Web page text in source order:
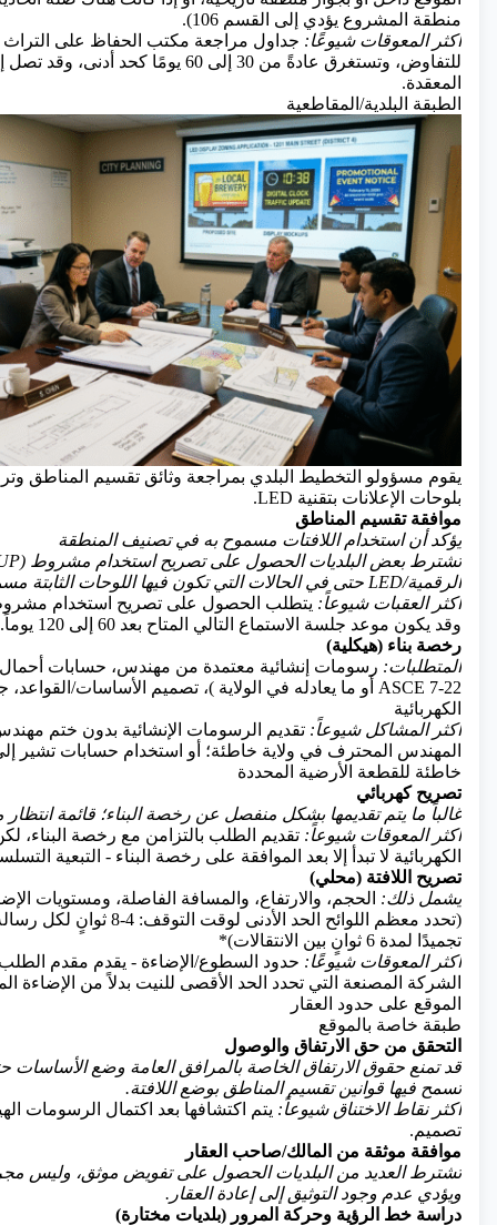
منطقة المشروع يؤدي إلى القسم 106).
أكثر المعوقات شيوعًا: جداول مراجعة مكتب الحفاظ على التراث
المعقدة.
الطبقة البلدية/المقاطعية
يقوم مسؤولو التخطيط البلدي بمراجعة وثائق تقسيم المناطق
بلوحات الإعلانات بتقنية LED.
موافقة تقسيم المناطق
يؤكد أن استخدام اللافتات مسموح به في تصنيف المنطقة
الرقمية/LED حتى في الحالات التي تكون فيها اللوحات الثابتة مسموحة بموجب القانون.
أكثر العقبات شيوعاً: يتطلب الحصول على تصريح استخدام
وقد يكون موعد جلسة الاستماع التالي المتاح بعد 60 إلى 120 يوماً.
رخصة بناء (هيكلية)
المتطلبات: رسومات إنشائية معتمدة من مهندس، حسابات أحمال
ASCE 7-22 أو ما يعادله في الولاية )، تصميم الأساسات/القواعد،
الكهربائية
أكثر المشاكل شيوعاً: تقديم الرسومات الإنشائية بدون ختم
المهندس المحترف في ولاية خاطئة؛ أو استخدام حسابات تشير
خاطئة للقطعة الأرضية المحددة
تصريح كهربائي
غالباً ما يتم تقديمها بشكل منفصل عن رخصة البناء؛ قائمة
أكثر المعوقات شيوعاً: تقديم الطلب بالتزامن مع رخصة البناء،
الكهربائية لا تبدأ إلا بعد الموافقة على رخصة البناء - التبعية
تصريح اللافتة (محلي)
يشمل ذلك: الحجم، والارتفاع، والمسافة الفاصلة، ومستويات
(تحدد معظم اللوائح الحد الأدنى
تجميدًا لمدة 6 ثوانٍ بين الانتقالات)*
أكثر المعوقات شيوعًا: حدود السطوع/الإضاءة - يقدم مقدم
الشركة المصنعة التي تحدد الحد الأقصى للنيت بدلاً من الإضاءة
الموقع على حدود العقار
طبقة خاصة بالموقع
التحقق من حق الارتفاق والوصول
قد تمنع حقوق الارتفاق الخاصة بالمرافق العامة وضع الأساسات
تسمح فيها قوانين تقسيم المناطق بوضع اللافتة.
أكثر نقاط الاختناق شيوعاً: يتم اكتشافها بعد اكتمال الرسومات
تصميم.
موافقة موثقة من المالك/صاحب العقار
تشترط العديد من البلديات الحصول على تفويض موثق، وليس
ويؤدي عدم وجود التوثيق إلى إعادة العقار.
دراسة خط الرؤية وحركة المرور (بلديات مختارة)